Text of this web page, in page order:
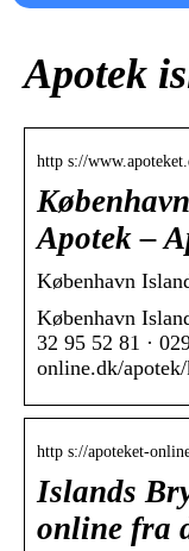
Apotek
http s://
Apotek –
København
København
32 95 52 81 ·
online.dk/
http s://apoteket-
Islands
online fra